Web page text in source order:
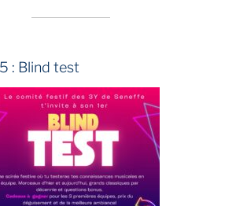
: Blind test